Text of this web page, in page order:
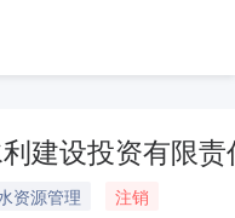
建设投资有限责
资源管理
注销